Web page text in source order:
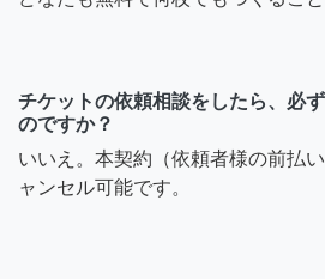
チケットの依頼相談をしたら、必
のですか？
いいえ。本契約（依頼者様の前払
ャンセル可能です。